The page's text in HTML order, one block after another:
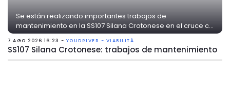
Se están realizando importantes trabajos de
mantenimiento en la SS107 Silana Crotonese en el cruce c...
7 AGO 2026 16:23 - YOUDRIVER - VIABILITÀ
SS107 Silana Crotonese: trabajos de mantenimiento